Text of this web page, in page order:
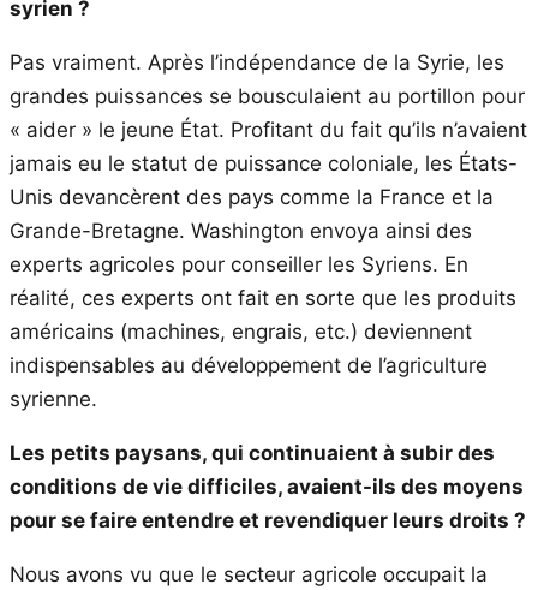
syrien ?
Pas vraiment. Après l’indépendance de la Syrie, les
grandes puissances se bousculaient au portillon pour
« aider » le jeune État. Profitant du fait qu’ils n’avaient
jamais eu le statut de puissance coloniale, les États-
Unis devancèrent des pays comme la France et la
Grande-Bretagne. Washington envoya ainsi des
experts agricoles pour conseiller les Syriens. En
réalité, ces experts ont fait en sorte que les produits
américains (machines, engrais, etc.) deviennent
indispensables au développement de l’agriculture
syrienne.
Les petits paysans, qui continuaient à subir des
conditions de vie difficiles, avaient-ils des moyens
pour se faire entendre et revendiquer leurs droits ?
Nous avons vu que le secteur agricole occupait la